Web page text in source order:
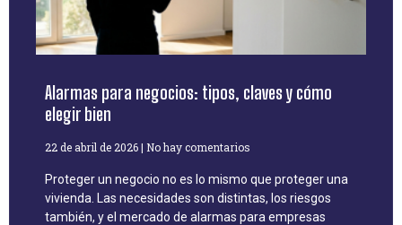
Alarmas para negocios: tipos, claves y cómo
elegir bien
22 de abril de 2026 No hay comentarios
Proteger un negocio no es lo mismo que proteger una
vivienda. Las necesidades son distintas, los riesgos
también, y el mercado de alarmas para empresas